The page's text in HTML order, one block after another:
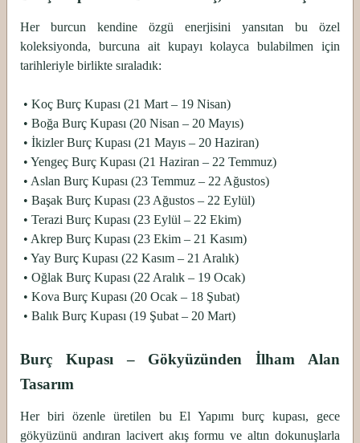
Her burcun kendine özgü enerjisini yansıtan bu özel
koleksiyonda, burcuna ait kupayı kolayca bulabilmen için
tarihleriyle birlikte sıraladık:
• Koç Burç Kupası (21 Mart – 19 Nisan)
• Boğa Burç Kupası (20 Nisan – 20 Mayıs)
• İkizler Burç Kupası (21 Mayıs – 20 Haziran)
• Yengeç Burç Kupası (21 Haziran – 22 Temmuz)
• Aslan Burç Kupası (23 Temmuz – 22 Ağustos)
• Başak Burç Kupası (23 Ağustos – 22 Eylül)
• Terazi Burç Kupası (23 Eylül – 22 Ekim)
• Akrep Burç Kupası (23 Ekim – 21 Kasım)
• Yay Burç Kupası (22 Kasım – 21 Aralık)
• Oğlak Burç Kupası (22 Aralık – 19 Ocak)
• Kova Burç Kupası (20 Ocak – 18 Şubat)
• Balık Burç Kupası (19 Şubat – 20 Mart)
Burç Kupası – Gökyüzünden İlham Alan
Tasarım
Her biri özenle üretilen bu El Yapımı burç kupası, gece
gökyüzünü andıran lacivert akış formu ve altın dokunuşlarla